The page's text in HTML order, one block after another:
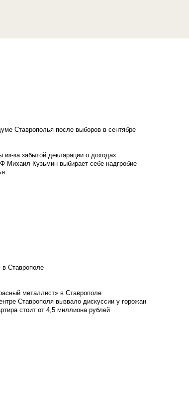
Ставрополья после выборов в сентябре
за забытой декларации о доходах
Михаил Кузьмин выбирает себе надгробие
в Ставрополе
металлист» в Ставрополе
Ставрополя вызвало дискуссии у горожан
стоит от 4,5 миллиона рублей